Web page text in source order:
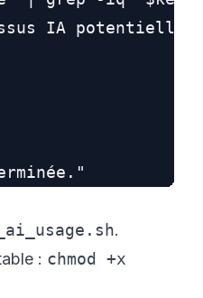
IA
.
: chmod +x